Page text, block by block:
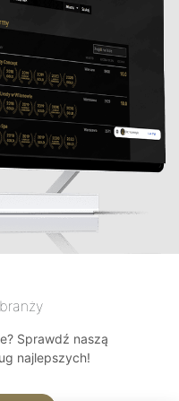
Sprawdź naszą
najlepszych!